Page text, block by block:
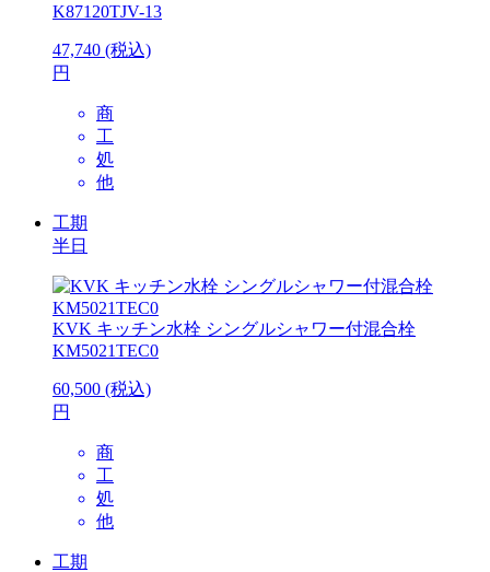
K87120TJV-13
47,740 (税込)
円
商
工
処
他
工期
半日
KVK キッチン水栓 シングルシャワー付混合栓
KM5021TEC0
60,500 (税込)
円
商
工
処
他
工期